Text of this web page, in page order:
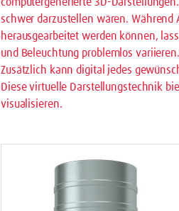
schwer darzustellen wären.
herausgearbeitet werden können,
und Beleuchtung problemlos variieren.
Zusätzlich kann digital jedes
Diese virtuelle Darstellungstechnik
visualisieren.